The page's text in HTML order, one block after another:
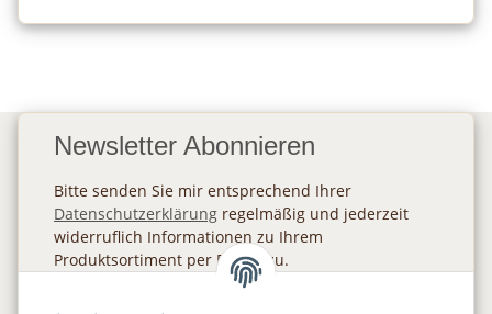
Newsletter Abonnieren
Bitte senden Sie mir entsprechend Ihrer
Datenschutzerklärung regelmäßig und jederzeit
widerruflich Informationen zu Ihrem
Produktsortiment per E-Mail zu.